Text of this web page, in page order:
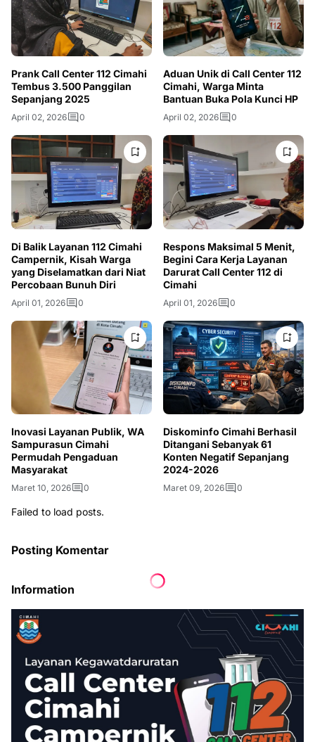
Prank Call Center 112 Cimahi
Tembus 3.500 Panggilan
Sepanjang 2025
April 02, 2026 0
Aduan Unik di Call Center 112
Cimahi, Warga Minta
Bantuan Buka Pola Kunci HP
April 02, 2026 0
Di Balik Layanan 112 Cimahi
Campernik, Kisah Warga
yang Diselamatkan dari Niat
Percobaan Bunuh Diri
April 01, 2026 0
Respons Maksimal 5 Menit,
Begini Cara Kerja Layanan
Darurat Call Center 112 di
Cimahi
April 01, 2026 0
Inovasi Layanan Publik, WA
Sampurasun Cimahi
Permudah Pengaduan
Masyarakat
Maret 10, 2026 0
Diskominfo Cimahi Berhasil
Ditangani Sebanyak 61
Konten Negatif Sepanjang
2024-2026
Maret 09, 2026 0
Failed to load posts.
Posting Komentar
Information